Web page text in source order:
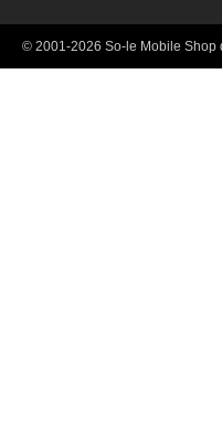
© 2001-2026 So-le Mobile Shop